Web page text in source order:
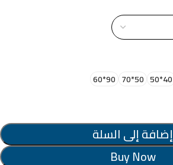
40*50
50*70
90*60
إضافة إلى السلة
Buy Now